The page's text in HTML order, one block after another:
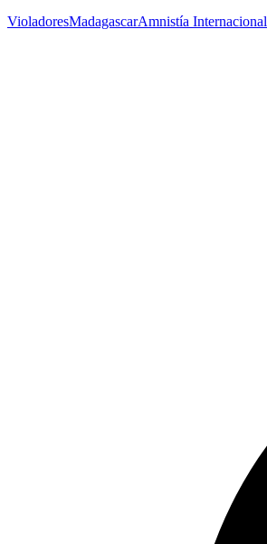
VioladoresMadagascarAmnistía Internacional